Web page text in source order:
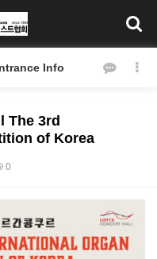
Info
The 3rd
of Korea
0